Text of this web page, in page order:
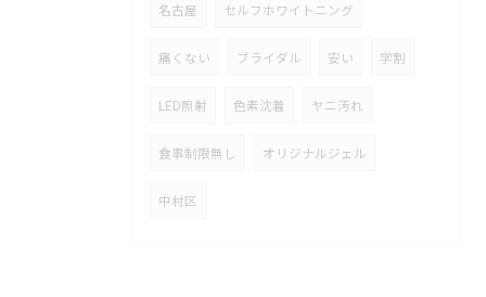
名古屋 セルフホワイトニング
痛くない ブライダル 安い 学割
LED照射 色素沈着 ヤニ汚れ
食事制限無し オリジナルジェル
中村区